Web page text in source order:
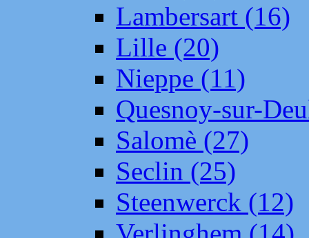
Lambersart (16)
Lille (20)
Nieppe (11)
Quesnoy-sur-
Salomè (27)
Seclin (25)
Steenwerck (12)